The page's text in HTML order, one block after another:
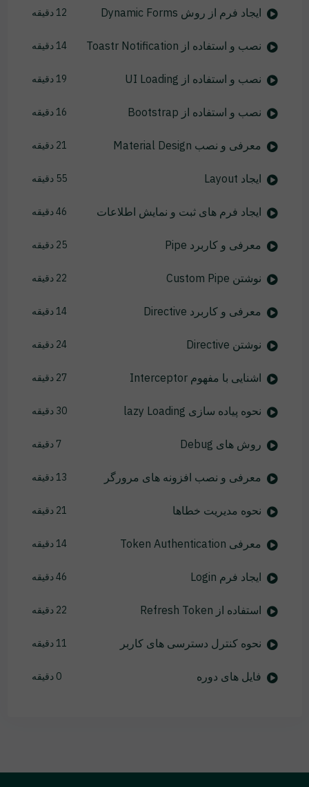
ایجاد فرم از روش Dynamic Forms 12 دقیقه
نصب و استفاده از Toastr Notification 14 دقیقه
نصب و استفاده از UI Loading 19 دقیقه
نصب و استفاده از Bootstrap 16 دقیقه
معرفی و نصب Material Design 21 دقیقه
ایجاد Layout 55 دقیقه
ایجاد فرم های ثبت و نمایش اطلاعات 46 دقیقه
معرفی و کاربرد Pipe 25 دقیقه
نوشتن Custom Pipe 22 دقیقه
معرفی و کاربرد Directive 14 دقیقه
نوشتن Directive 24 دقیقه
اشنایی با مفهوم Interceptor 27 دقیقه
نحوه پیاده سازی lazy Loading 30 دقیقه
روش های Debug 7 دقیقه
معرفی و نصب افزونه های مرورگر 13 دقیقه
نحوه مدیریت خطاها 21 دقیقه
معرفی Token Authentication 14 دقیقه
ایجاد فرم Login 46 دقیقه
استفاده از Refresh Token 22 دقیقه
نحوه کنترل دسترسی های کاربر 11 دقیقه
فایل های دوره 0 دقیقه